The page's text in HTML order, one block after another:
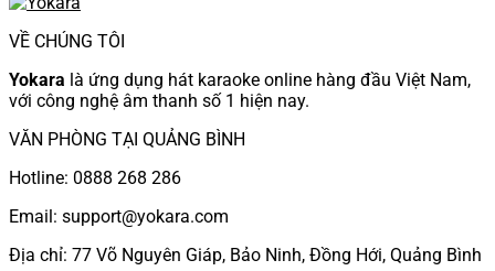
VỀ CHÚNG TÔI
Yokara là ứng dụng hát karaoke online hàng đầu Việt Nam,
với công nghệ âm thanh số 1 hiện nay.
VĂN PHÒNG TẠI QUẢNG BÌNH
Hotline: 0888 268 286
Email: support@yokara.com
Địa chỉ: 77 Võ Nguyên Giáp, Bảo Ninh, Đồng Hới, Quảng Bình